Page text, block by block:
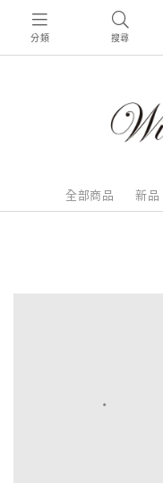
分類 搜尋
全部商品 新品